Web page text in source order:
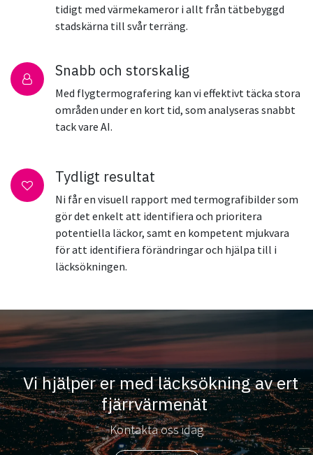
tidigt med värmekameror i allt från tätbebyggd
stadskärna till svår terräng.
Snabb och storskalig
Med flygtermografering kan vi effektivt täcka stora
områden under en kort tid, som analyseras snabbt
tack vare AI.
Tydligt resultat
Ni får en visuell rapport med termografibilder som
gör det enkelt att identifiera och prioritera
potentiella läckor, samt en kompetent mjukvara
för att identifiera förändringar och hjälpa till i
läcksökningen.
Vi hjälper er med läcksökning av ert
fjärrvärmenät
Kontakta oss idag